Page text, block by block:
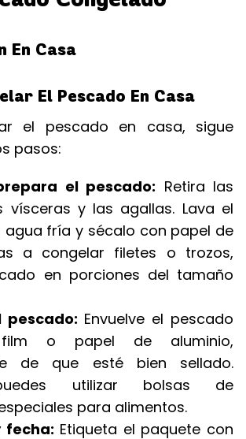
En Casa
El Pescado En Casa
el pescado en casa, sigue
pasos:
el pescado: Retira las
vísceras y las agallas. Lava el
fría y sécalo con papel de
a congelar filetes o trozos,
en porciones del tamaño
pescado: Envuelve el pescado
o papel de aluminio,
de que esté bien sellado.
utilizar bolsas de
para alimentos.
fecha: Etiqueta el paquete con